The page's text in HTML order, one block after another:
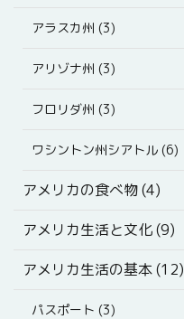
アラスカ州 (3)
アリゾナ州 (3)
フロリダ州 (3)
ワシントン州シアトル (6)
アメリカの食べ物 (4)
アメリカ生活と文化 (9)
アメリカ生活の基本 (12)
パスポート (3)